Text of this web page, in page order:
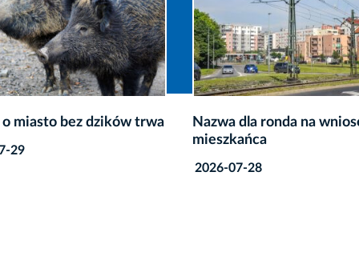
ronda na wniosek
Kraków apeluje do
seniorzy czekają na